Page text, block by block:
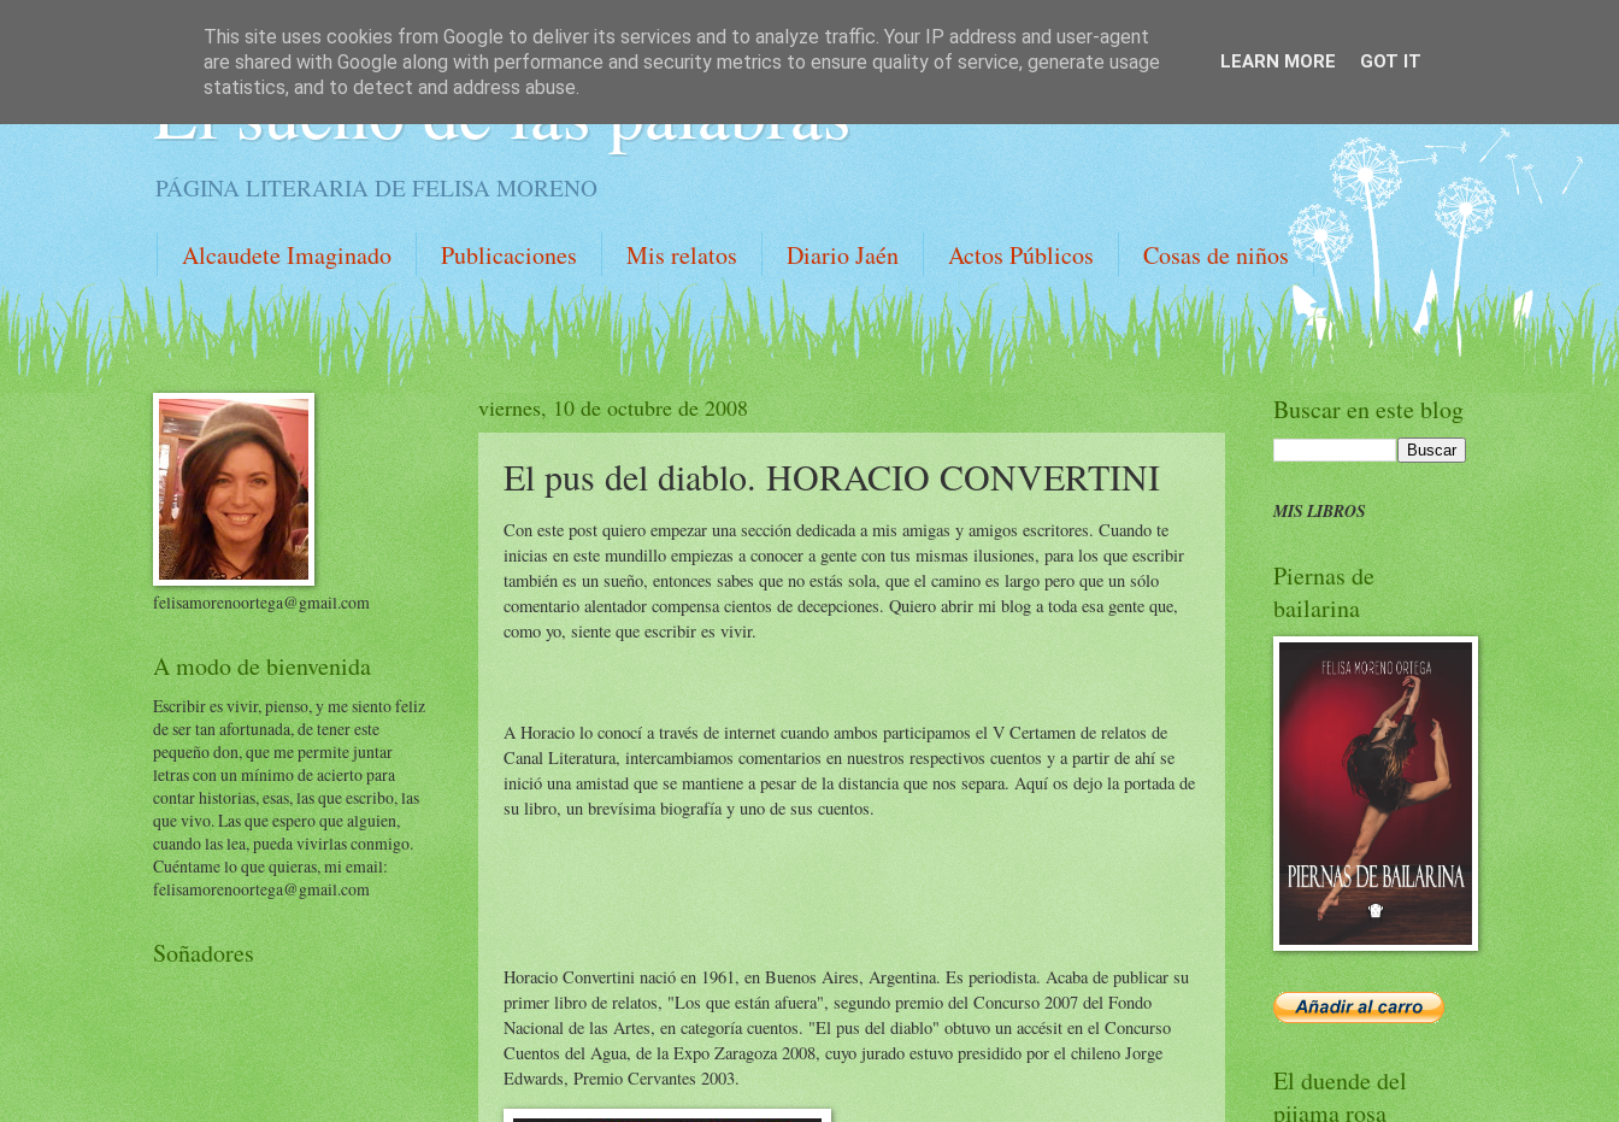
El sueño de las palabras
PÁGINA LITERARIA DE FELISA MORENO
Alcaudete Imaginado Publicaciones Mis relatos Diario Jaén Actos Públicos Cosas de niños
viernes, 10 de octubre de 2008
El pus del diablo. HORACIO CONVERTINI
Con este post quiero empezar una sección dedicada a mis amigas y amigos escritores. Cuando te
inicias en este mundillo empiezas a conocer a gente con tus mismas ilusiones, para los que escribir
también es un sueño, entonces sabes que no estás sola, que el camino es largo pero que un sólo
comentario alentador compensa cientos de decepciones. Quiero abrir mi blog a toda esa gente que,
como yo, siente que escribir es vivir.
A Horacio lo conocí a través de internet cuando ambos participamos el V Certamen de relatos de
Canal Literatura, intercambiamos comentarios en nuestros respectivos cuentos y a partir de ahí se
inició una amistad que se mantiene a pesar de la distancia que nos separa. Aquí os dejo la portada de
su libro, un brevísima biografía y uno de sus cuentos.
Horacio Convertini nació en 1961, en Buenos Aires, Argentina. Es periodista. Acaba de publicar su
primer libro de relatos, "Los que están afuera", segundo premio del Concurso 2007 del Fondo
Nacional de las Artes, en categoría cuentos. "El pus del diablo" obtuvo un accésit en el Concurso
Cuentos del Agua, de la Expo Zaragoza 2008, cuyo jurado estuvo presidido por el chileno Jorge
Edwards, Premio Cervantes 2003.
felisamorenoortega@gmail.com
A modo de bienvenida
Escribir es vivir, pienso, y me siento feliz
de ser tan afortunada, de tener este
pequeño don, que me permite juntar
letras con un mínimo de acierto para
contar historias, esas, las que escribo, las
que vivo. Las que espero que alguien,
cuando las lea, pueda vivirlas conmigo.
Cuéntame lo que quieras, mi email:
felisamorenoortega@gmail.com
Soñadores
Buscar en este blog
MIS LIBROS
Piernas de
bailarina
El duende del
pijama rosa
This site uses cookies from Google to deliver its services and to analyze traffic. Your IP address and user-agent
are shared with Google along with performance and security metrics to ensure quality of service, generate usage
statistics, and to detect and address abuse.
LEARN MORE GOT IT